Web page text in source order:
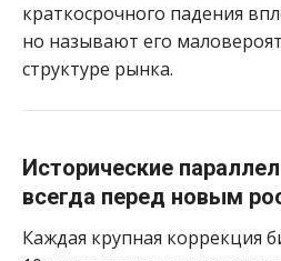
краткосрочного падения
но называют его
структуре рынка.
Исторические
всегда перед новым
Каждая крупная коррекция